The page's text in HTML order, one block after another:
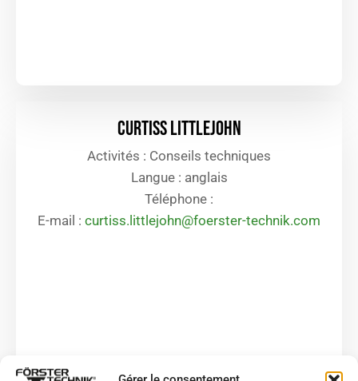
Curtiss Littlejohn
Activités : Conseils techniques
Langue : anglais
Téléphone :
E-mail : curtiss.littlejohn@foerster-technik.com